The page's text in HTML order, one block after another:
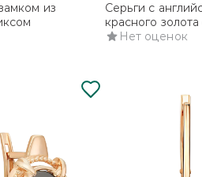
из
Серьги с
красного
Нет оценок